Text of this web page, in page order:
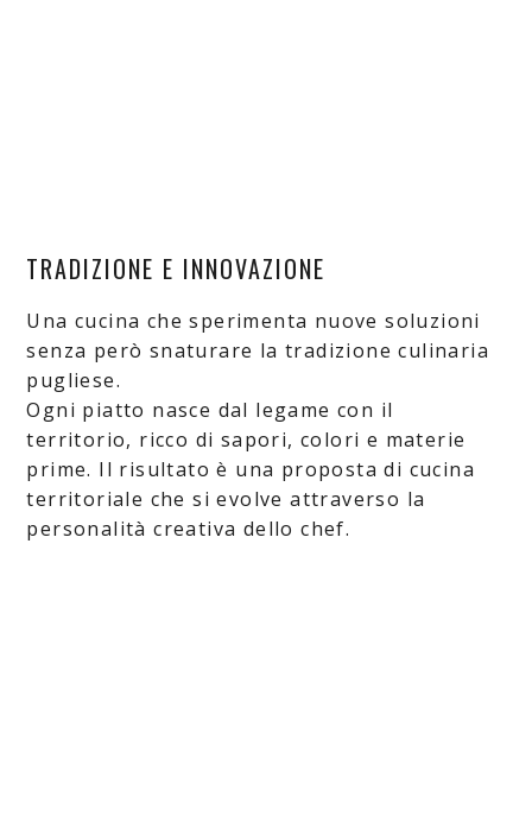
TRADIZIONE E INNOVAZIONE
Una cucina che sperimenta nuove soluzioni
senza però snaturare la tradizione culinaria
pugliese.
Ogni piatto nasce dal legame con il
territorio, ricco di sapori, colori e materie
prime. Il risultato è una proposta di cucina
territoriale che si evolve attraverso la
personalità creativa dello chef.